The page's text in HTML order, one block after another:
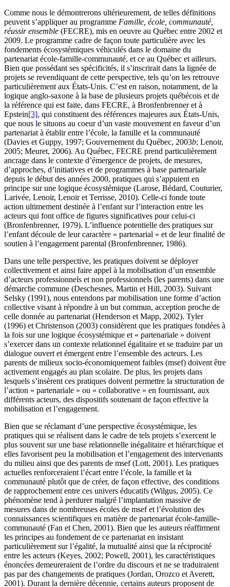
Comme nous le démontrerons ultérieurement, de telles définitions
peuvent s’appliquer au programme Famille, école, communauté,
réussir ensemble (FECRE), mis en oeuvre au Québec entre 2002 et
2009. Le programme cadre de façon toute particulière avec les
fondements écosystémiques véhiculés dans le domaine du
partenariat école-famille-communauté, et ce au Québec et ailleurs.
Bien que possédant ses spécificités, il s’inscrirait dans la lignée de
projets se revendiquant de cette perspective, tels qu’on les retrouve
particulièrement aux États-Unis. C’est en raison, notamment, de la
logique anglo-saxone à la base de plusieurs projets québécois et de
la référence qui est faite, dans FECRE, à Bronfenbrenner et à
Epstein[3], qui constituent des références majeures aux États-Unis,
que nous le situons au coeur d’un vaste mouvement en faveur d’un
partenariat à établir entre l’école, la famille et la communauté
(Davies et Guppy, 1997; Gouvernement du Québec, 2003b; Lenoir,
2005; Meuret, 2006). Au Québec, FECRE prend particulièrement
ancrage dans le contexte d’émergence de projets, de mesures,
d’approches, d’initiatives et de programmes à base partenariale
depuis le début des années 2000, pratiques qui s’appuient en
principe sur une logique écosystémique (Larose, Bédard, Couturier,
Larivée, Lenoir, Lenoir et Terrisse, 2010). Celle-ci fonde toute
action ultimement destinée à l’enfant sur l’interaction entre les
acteurs qui font office de figures significatives pour celui-ci
(Bronfenbrenner, 1979). L’influence potentielle des pratiques sur
l’enfant découle de leur caractère « partenarial » et de leur finalité de
soutien à l’engagement parental (Bronfenbrenner, 1986).
Dans une telle perspective, les pratiques doivent se déployer
collectivement et ainsi faire appel à la mobilisation d’un ensemble
d’acteurs professionnels et non professionnels (les parents) dans une
démarche commune (Deschesnes, Martin et Hill, 2003). Suivant
Selsky (1991), nous entendons par mobilisation une forme d’action
collective visant à répondre à un but commun, acception proche de
celle donnée au partenariat (Henderson et Mapp, 2002). Tyler
(1996) et Christenson (2003) considèrent que les pratiques fondées à
la fois sur une logique écosystémique et « partenariale » doivent
s’exercer dans un contexte relationnel égalitaire et se traduire par un
dialogue ouvert et émergent entre l’ensemble des acteurs. Les
parents de milieux socio-économiquement faibles (msef) doivent être
activement engagés au plan scolaire. De plus, les projets dans
lesquels s’insèrent ces pratiques doivent permettre la structuration de
l’action « partenariale » ou « collaborative » en fournissant, aux
différents acteurs, des dispositifs soutenant de façon effective la
mobilisation et l’engagement.
Bien que se réclamant d’une perspective écosystémique, les
pratiques qui se réalisent dans le cadre de tels projets s’exercent le
plus souvent sur une base relationnelle inégalitaire et hiérarchique et
elles favorisent peu la mobilisation et l’engagement des intervenants
du milieu ainsi que des parents de msef (Lott, 2001). Les pratiques
actuelles renforceraient l’écart entre l’école, la famille et la
communauté plutôt que de créer, de façon effective, des conditions
de rapprochement entre ces univers éducatifs (Wilgus, 2005). Ce
phénomène tend à perdurer malgré l’implantation massive de
mesures dans de nombreuses écoles de msef et l’évolution des
connaissances scientifiques en matière de partenariat école-famille-
communauté (Fan et Chen, 2001). Bien que les auteurs réaffirment
les principes au fondement de ce partenariat en insistant
particulièrement sur l’égalité, la mutualité ainsi que la réciprocité
entre les acteurs (Keyes, 2002; Powell, 2001), les caractéristiques
énoncées demeureraient de l’ordre du discours et ne se traduiraient
pas par des changements de pratiques (Jordan, Orozco et Averett,
2001). Durant la dernière décennie, certains auteurs proposent de